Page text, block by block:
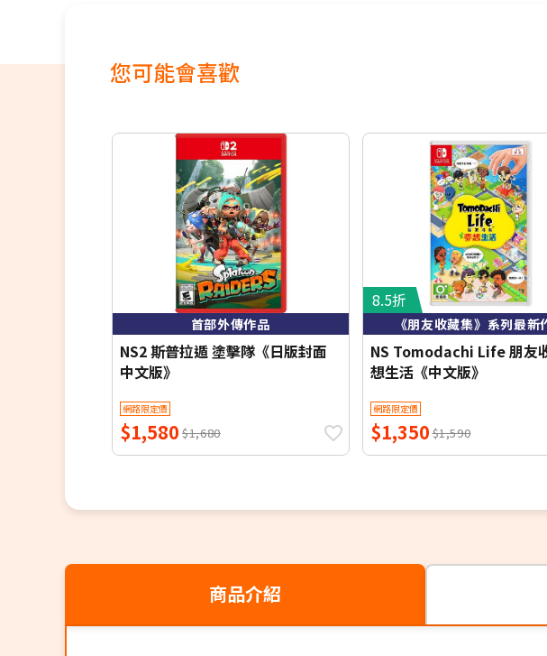
您可能會喜歡
首部外傳作品
NS2 斯普拉遁 塗擊隊《日版封面
中文版》
網路限定價
$1,580 $1,680
8.5折
《朋友收藏集》系列最新
NS Tomodachi Life 朋友
想生活《中文版》
網路限定價
$1,350$1,590
商品介紹